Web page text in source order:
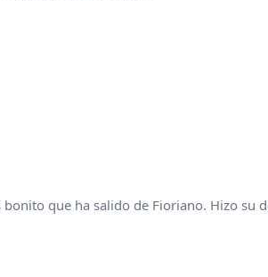
que ha salido de Fioriano. Hizo su